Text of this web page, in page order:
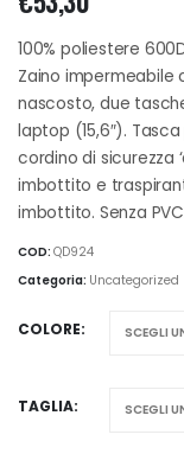
100% poliestere
Zaino
nascosto, due
laptop (15,6″).
cordino di sicurezza
imbottito e
imbottito. Senza
COD: QD924
Categoria: Uncategorized
COLORE
TAGLIA